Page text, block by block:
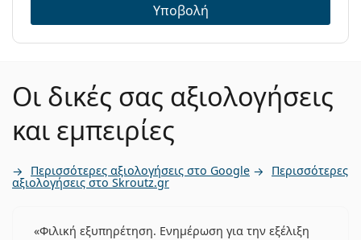
Υποβολή
Οι δικές σας αξιολογήσεις
και εμπειρίες
Περισσότερες αξιολογήσεις στο Google Περισσότερες
αξιολογήσεις στο Skroutz.gr
Φιλική εξυπηρέτηση. Ενημέρωση για την εξέλιξη